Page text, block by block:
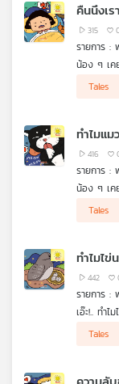
บทความ
และ
กิจกรรม
คืนนึงเ
315
รายการ :
น้อง ๆ เค
เช้ามาค
รายการ
Tales
ทำไมแม
416
รายการ :
น้อง ๆ เค
อุ้งเท้าข
ตอบน่ารั
Tales
ทำไมไข่
442
รายการ :
เอ๊ะ!.. ทำ
ตัว" สุดเ
กับรายก
Tales